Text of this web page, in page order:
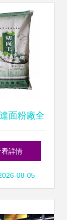
疫安全線
面粉廠全
招募公告
散裝與預
看詳情
08-05